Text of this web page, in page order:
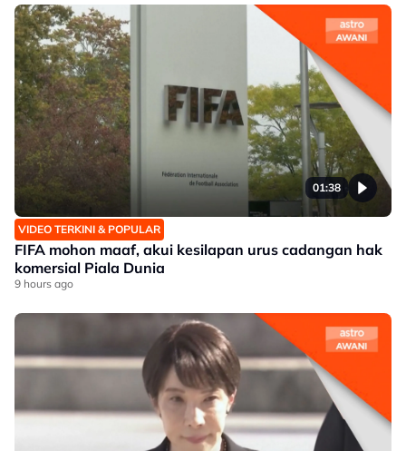
01:38
VIDEO TERKINI & POPULAR
FIFA mohon maaf, akui kesilapan urus cadangan hak
komersial Piala Dunia
9 hours ago